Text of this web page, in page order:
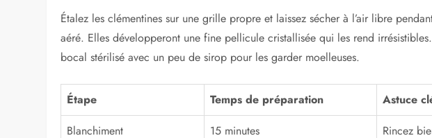
Étalez les clémentines sur une grille propre et laissez sécher à l’air libre
aéré. Elles développeront une fine pellicule cristallisée qui les rend
bocal stérilisé avec un peu de sirop pour les garder moelleuses.
Étape Temps de préparation
Astuce
Blanchiment
15 minutes Rincez